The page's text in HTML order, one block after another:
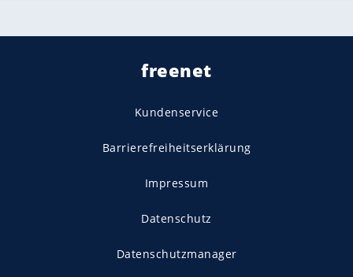
freenet
Kundenservice
Barrierefreiheitserklärung
Impressum
Datenschutz
Datenschutzmanager